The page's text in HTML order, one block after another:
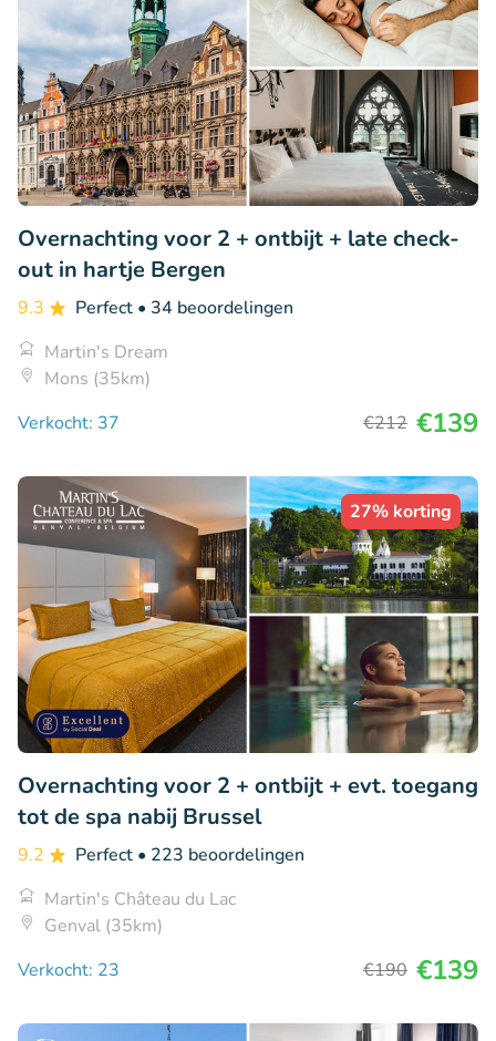
Overnachting voor 2 + ontbijt + late check-
out in hartje Bergen
9.3 Perfect • 34 beoordelingen
Martin's Dream
Mons (35km)
Verkocht: 37
€212 €139
27% korting
Overnachting voor 2 + ontbijt + evt. toegang
tot de spa nabij Brussel
9.2 Perfect • 223 beoordelingen
Martin's Château du Lac
Genval (35km)
Verkocht: 23
€190 €139